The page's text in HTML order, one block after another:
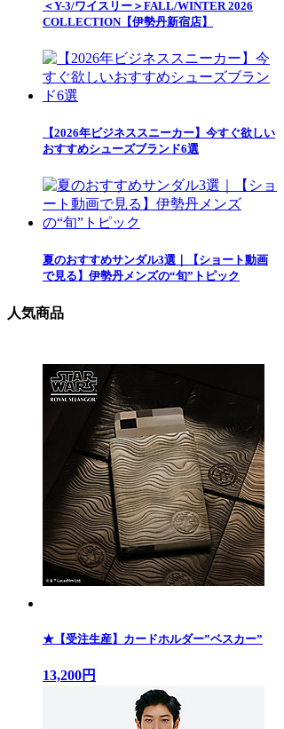
＜Y-3/ワイスリー＞FALL/WINTER 2026
COLLECTION【伊勢丹新宿店】
【2026年ビジネススニーカー】今すぐ欲しい
おすすめシューズブランド6選
夏のおすすめサンダル3選｜【ショート動画
で見る】伊勢丹メンズの“旬”トピック
人気商品
★【受注生産】カードホルダー”ベスカー”
13,200円